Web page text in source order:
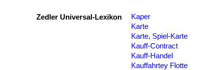
Zedler Universal-Lexikon
Kaper
Karte
Karte, Spiel-Karte
Kauff-Contract
Kauff-Handel
Kauffahrtey Flotte